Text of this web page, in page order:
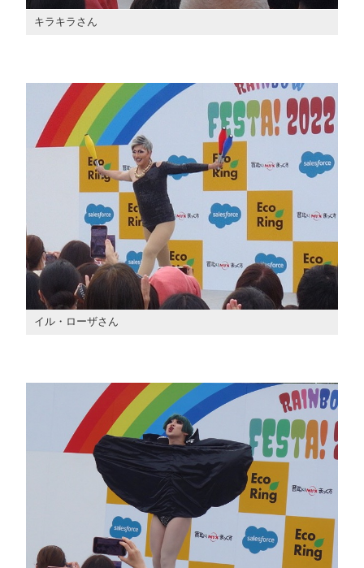
キラキラさん
イル・ローザさん